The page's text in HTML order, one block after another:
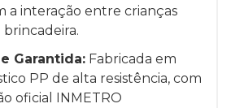
a interação entre crianças
Garantida: Fabricada em
PP de alta resistência, com
oficial INMETRO